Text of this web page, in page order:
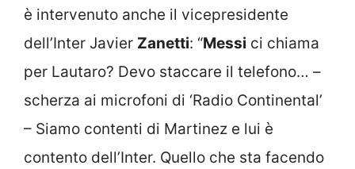
è intervenuto anche il vicepresidente
dell’Inter Javier Zanetti: “Messi ci chiama
per Lautaro? Devo staccare il telefono… –
scherza ai microfoni di ‘Radio Continental’
– Siamo contenti di Martinez e lui è
contento dell’Inter. Quello che sta facendo